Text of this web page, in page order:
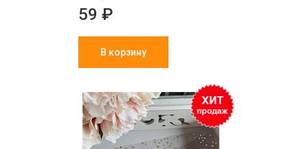
59 ₽
В корзину